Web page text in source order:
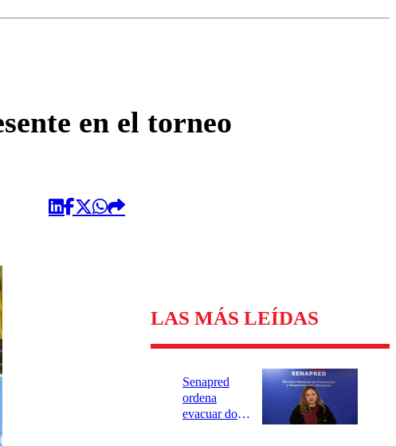
en el torneo
LAS MÁS LEÍDAS
Senapred
ordena
evacuar dos